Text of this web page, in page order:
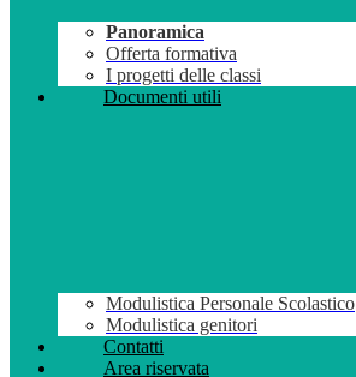
Panoramica
Offerta formativa
I progetti delle classi
Documenti utili
Modulistica Personale Scolastico
Modulistica genitori
Contatti
Area riservata